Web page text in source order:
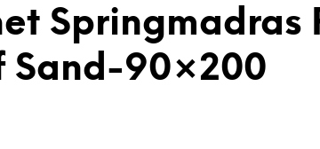
Springmadras
Sand-90×200